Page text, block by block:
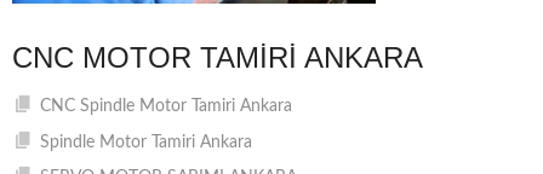
CNC MOTOR TAMIRI ANKARA
CNC Spindle Motor Tamiri Ankara
Spindle Motor Tamiri Ankara